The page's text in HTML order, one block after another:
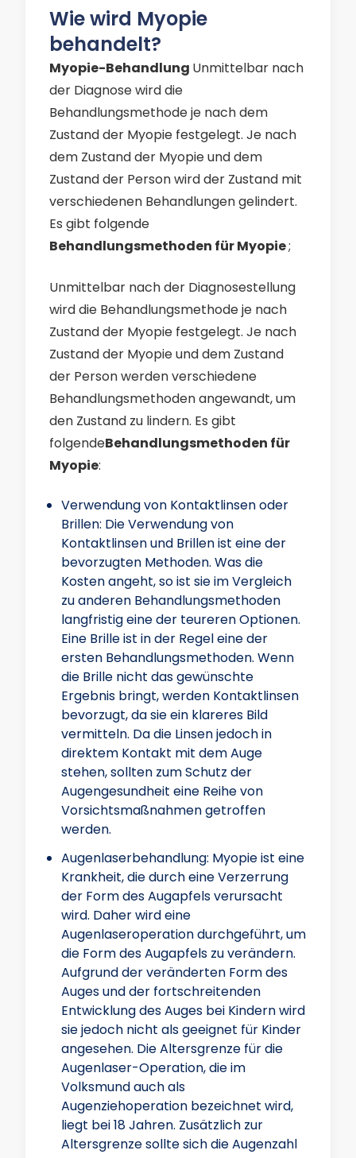
Wie wird Myopie
behandelt?
Myopie-Behandlung Unmittelbar nach
der Diagnose wird die
Behandlungsmethode je nach dem
Zustand der Myopie festgelegt. Je nach
dem Zustand der Myopie und dem
Zustand der Person wird der Zustand mit
verschiedenen Behandlungen gelindert.
Es gibt folgende
Behandlungsmethoden für Myopie;
Unmittelbar nach der Diagnosestellung
wird die Behandlungsmethode je nach
Zustand der Myopie festgelegt. Je nach
Zustand der Myopie und dem Zustand
der Person werden verschiedene
Behandlungsmethoden angewandt, um
den Zustand zu lindern. Es gibt
folgendeBehandlungsmethoden für
Myopie:
Verwendung von Kontaktlinsen oder
Brillen: Die Verwendung von
Kontaktlinsen und Brillen ist eine der
bevorzugten Methoden. Was die
Kosten angeht, so ist sie im Vergleich
zu anderen Behandlungsmethoden
langfristig eine der teureren Optionen.
Eine Brille ist in der Regel eine der
ersten Behandlungsmethoden. Wenn
die Brille nicht das gewünschte
Ergebnis bringt, werden Kontaktlinsen
bevorzugt, da sie ein klareres Bild
vermitteln. Da die Linsen jedoch in
direktem Kontakt mit dem Auge
stehen, sollten zum Schutz der
Augengesundheit eine Reihe von
Vorsichtsmaßnahmen getroffen
werden.
Augenlaserbehandlung: Myopie ist eine
Krankheit, die durch eine Verzerrung
der Form des Augapfels verursacht
wird. Daher wird eine
Augenlaseroperation durchgeführt, um
die Form des Augapfels zu verändern.
Aufgrund der veränderten Form des
Auges und der fortschreitenden
Entwicklung des Auges bei Kindern wird
sie jedoch nicht als geeignet für Kinder
angesehen. Die Altersgrenze für die
Augenlaser-Operation, die im
Volksmund auch als
Augenziehoperation bezeichnet wird,
liegt bei 18 Jahren. Zusätzlich zur
Altersgrenze sollte sich die Augenzahl